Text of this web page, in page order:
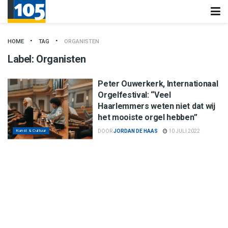
HOME TAG ORGANISTEN
Label: Organisten
Kunst & Cultuur
Peter Ouwerkerk, Internationaal
Orgelfestival: “Veel
Haarlemmers weten niet dat wij
het mooiste orgel hebben”
DOORJORDAN DE HAAS 10 JULI 2022